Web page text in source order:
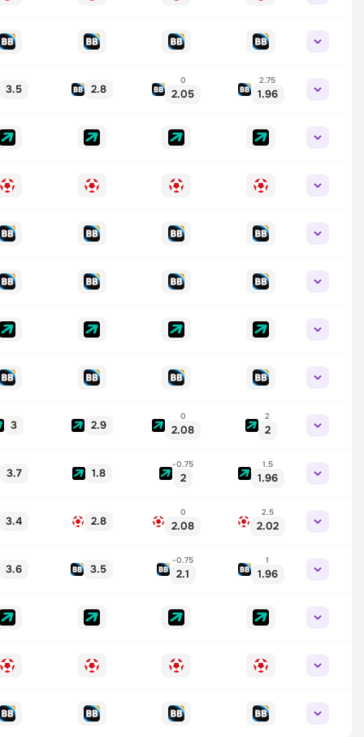
3.5 2.8
0
2.05
2.75
1.96
3 2.9
0
2.08
2
2
3.7 1.8
-0.75
2
1.5
1.96
3.4 2.8
0
2.08
2.5
2.02
3.6 3.5
-0.75
2.1
1
1.96